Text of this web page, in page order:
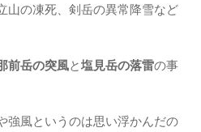
山の凍死、剣岳の異常降雪など
前岳の突風と塩見岳の落雷の事
強風というのは思い浮かんだの